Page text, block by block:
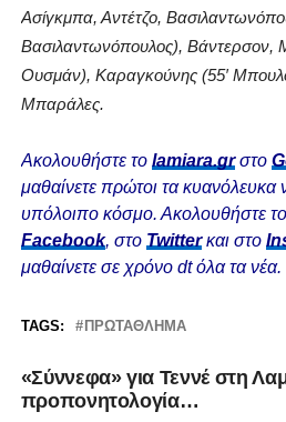
Ασίγκμπα, Αντέτζο,
Βασιλαντωνόπουλος), Βάντερσον,
Ουσμάν), Καραγκούνης (55′
Μπαράλες.
Ακολουθήστε το lamiara.grστο
μαθαίνετε πρώτοι τα κυανόλευκα
υπόλοιπο κόσμο. Ακολουθήστε
Facebook, στο Twitterκαι στο
μαθαίνετε σε χρόνο dt όλα τα νέα.
TAGS: ΠΡΩΤΆΘΛΗΜΑ
«Σύννεφα» για Τεννέ στη
προπονητολογία…